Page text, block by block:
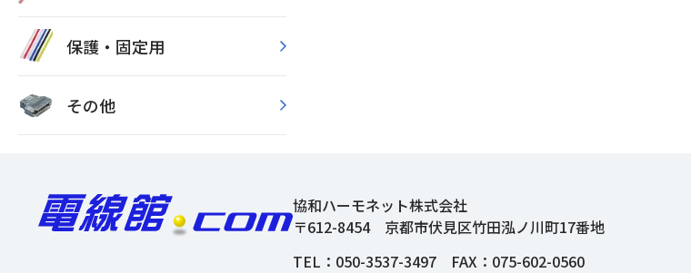
保護・固定用
その他
協和ハーモネット株式会社
〒612-8454 京都市伏見区竹田泓ノ川町17番地
TEL： 050-3537-3497 FAX：075-602-0560